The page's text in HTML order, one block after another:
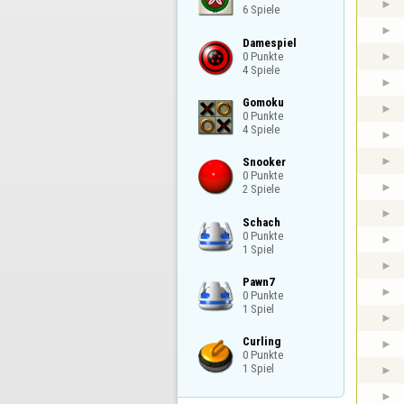
6 Spiele
Damespiel
0 Punkte
4 Spiele
Gomoku
0 Punkte
4 Spiele
Snooker
0 Punkte
2 Spiele
Schach
0 Punkte
1 Spiel
Pawn7
0 Punkte
1 Spiel
Curling
0 Punkte
1 Spiel